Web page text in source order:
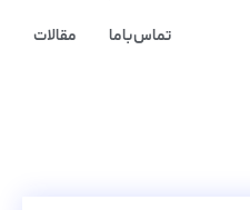
تماس با ما
مقالات